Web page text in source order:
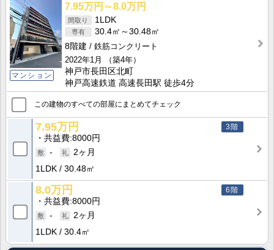
マンション
7.95万円～8.0万円
1LDK
30.4㎡～30.48㎡
8階建
鉄筋コンクリート
2022年1月
（築4年）
神戸市長田区北町
神戸高速鉄道 高速長田駅 徒歩4分
この建物のすべての部屋にまとめてチェック
3階
7.95万円
共益費 8000円
-
2ヶ月
1LDK
30.48㎡
6階
8.0万円
共益費 8000円
-
2ヶ月
1LDK
30.4㎡